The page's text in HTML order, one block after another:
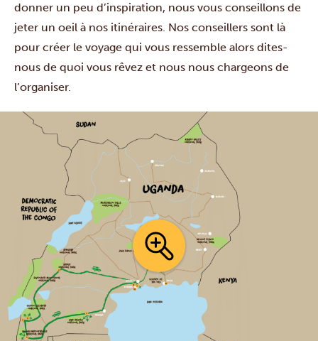
donner un peu d’inspiration, nous vous conseillons de
jeter un oeil à nos itinéraires. Nos conseillers sont là
pour créer le voyage qui vous ressemble alors dites-
nous de quoi vous rêvez et nous nous chargeons de
l’organiser.